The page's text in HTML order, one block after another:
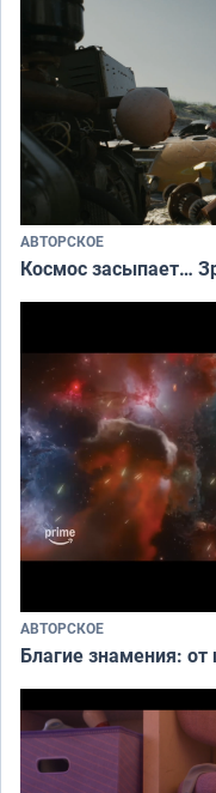
АВТОРСКОЕ
Космос засыпает…
АВТОРСКОЕ
Благие знамения: